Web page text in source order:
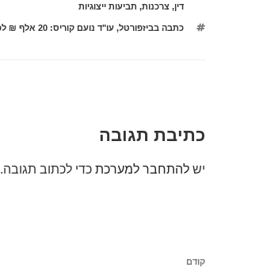
דין,צרכנות, תביעות ייצוגיות
תגיות
כתבה בביזפורטל,עו"ד נועם קוריס: 20 אלף ₪ לכל ישראלי
כתיבת תגובה
יש להתחבר למערכת כדי לכתוב תגובה.
ניווט
הפוסט
קודם